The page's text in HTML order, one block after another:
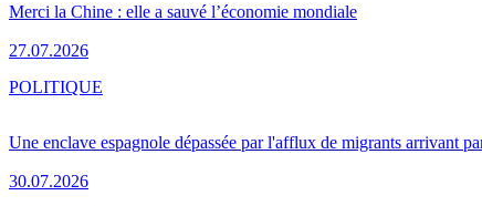
Merci la Chine : elle a sauvé l’économie mondiale
27.07.2026
Une enclave espagnole dépassée par l'afflux de migrants arrivant
30.07.2026
POLITIQUE